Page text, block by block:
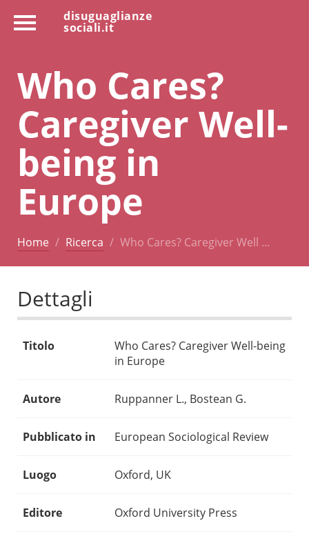
disuguaglianze
sociali.it
Who Cares?
Caregiver Well-
being in
Europe
Home Ricerca Who Cares? Caregiver Well …
Dettagli
Titolo
Who Cares? Caregiver Well-being
in Europe
Autore Ruppanner L., Bostean G.
Pubblicato in European Sociological Review
Luogo Oxford, UK
Editore Oxford University Press